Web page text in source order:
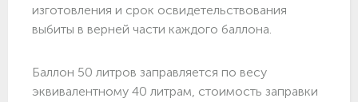
изготовления и срок освидетельствования
выбиты в верней части каждого баллона.
Баллон 50 литров заправляется по весу
эквивалентному 40 литрам, стоимость заправки